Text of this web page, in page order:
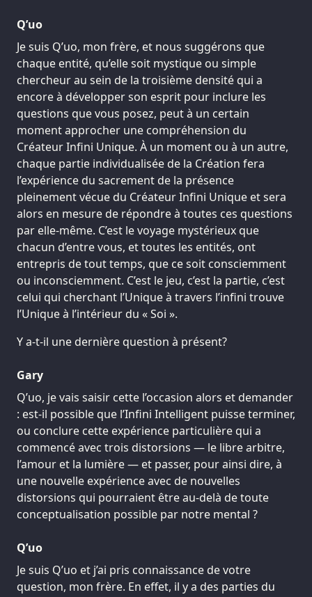
Q’uo
Je suis Q’uo, mon frère, et nous suggérons que
chaque entité, qu’elle soit mystique ou simple
chercheur au sein de la troisième densité qui a
encore à développer son esprit pour inclure les
questions que vous posez, peut à un certain
moment approcher une compréhension du
Créateur Infini Unique. À un moment ou à un autre,
chaque partie individualisée de la Création fera
l’expérience du sacrement de la présence
pleinement vécue du Créateur Infini Unique et sera
alors en mesure de répondre à toutes ces questions
par elle-même. C’est le voyage mystérieux que
chacun d’entre vous, et toutes les entités, ont
entrepris de tout temps, que ce soit consciemment
ou inconsciemment. C’est le jeu, c’est la partie, c’est
celui qui cherchant l’Unique à travers l’infini trouve
l’Unique à l’intérieur du « Soi ».
Y a-t-il une dernière question à présent?
Gary
Q’uo, je vais saisir cette l’occasion alors et demander
: est-il possible que l’Infini Intelligent puisse terminer,
ou conclure cette expérience particulière qui a
commencé avec trois distorsions — le libre arbitre,
l’amour et la lumière — et passer, pour ainsi dire, à
une nouvelle expérience avec de nouvelles
distorsions qui pourraient être au-delà de toute
conceptualisation possible par notre mental ?
Q’uo
Je suis Q’uo et j’ai pris connaissance de votre
question, mon frère. En effet, il y a des parties du